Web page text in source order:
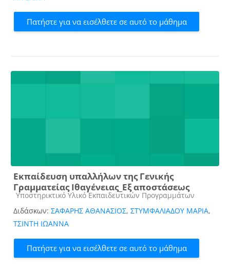
Πατήστε για να εισέλθετε σε αυτό το μάθημα
Εκπαίδευση υπαλλήλων της Γενικής
Γραμματείας Ιθαγένειας_Εξ αποστάσεως
Κατηγορία μαθήματος
Υποστηρικτικό Υλικό Εκπαιδευτικών Προγραμμάτων
Διδάσκων: ΣΑΦΑΡΗΣ ΑΘΑΝΑΣΙΟΣ, ΣΤΥΜΦΑΛΙΑΔΟΥ ΜΑΡΙΑ,
ΤΣΙΝΤΗ ΙΩΑΝΝΑ
Πατήστε για να εισέλθετε σε αυτό το μάθημα